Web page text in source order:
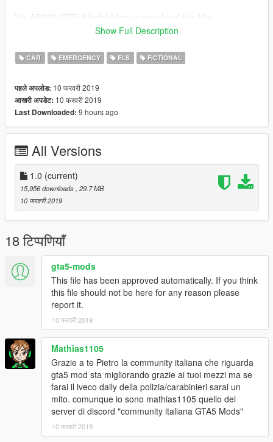
single player. Per l'utilizzo online (FiveM o altro) dovete
chiedere a me.
Show Full Description
CAR EMERGENCY ELS FICTIONAL
पहले अपलोड: 10 फरवरी 2019
आखरी अपडेट: 10 फरवरी 2019
Last Downloaded: 9 hours ago
All Versions
1.0 (current)
15,956 downloads , 29.7 MB
10 फरवरी 2019
18 टिप्पणियाँ
gta5-mods
This file has been approved automatically. If you think
this file should not be here for any reason please
report it.
10 फरवरी 2019
Mathias1105
Grazie a te Pietro la community italiana che riguarda
gta5 mod sta migliorando grazie ai tuoi mezzi ma se
farai il iveco daily della polizia/carabinieri sarai un
mito. comunque io sono mathias1105 quello del
server di discord "community italiana GTA5 Mods"
10 फरवरी 2019